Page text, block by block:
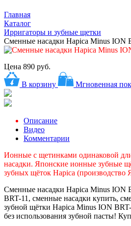
Главная
Каталог
Ирригаторы и зубные щетки
Сменные насадки Hapica Minus ION
Цена 890 руб.
В корзину Мгновенная
Описание
Видео
Комментарии
Ионные с щетинками одинаковой
насадки. Японские ионные зубные
зубных щёток Hapica (производство
Сменные насадки Hapica Minus ION
BRT-11, сменные насадки купить,
зубной щётки Hapica Minus ION
без использования зубной пасты!